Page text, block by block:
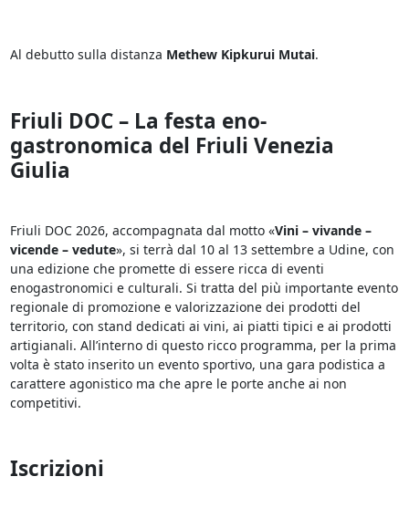
Al debutto sulla distanza Methew Kipkurui Mutai.
Friuli DOC – La festa eno-
gastronomica del Friuli Venezia
Giulia
Friuli DOC 2026, accompagnata dal motto «Vini – vivande –
vicende – vedute», si terrà dal 10 al 13 settembre a Udine, con
una edizione che promette di essere ricca di eventi
enogastronomici e culturali. Si tratta del più importante evento
regionale di promozione e valorizzazione dei prodotti del
territorio, con stand dedicati ai vini, ai piatti tipici e ai prodotti
artigianali. All’interno di questo ricco programma, per la prima
volta è stato inserito un evento sportivo, una gara podistica a
carattere agonistico ma che apre le porte anche ai non
competitivi.
Iscrizioni